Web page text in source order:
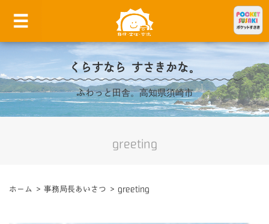
くらすなら すさきかな。
ふわっと田舎。高知県須崎市
greeting
ホーム > 事務局長あいさつ > greeting